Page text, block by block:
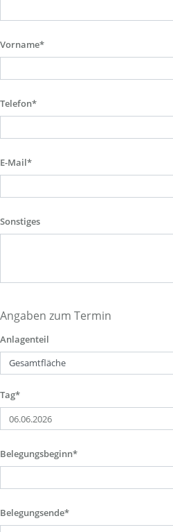
Vorname*
Telefon*
E-Mail*
Sonstiges
Angaben zum Termin
Anlagenteil
Tag*
Belegungsbeginn*
Belegungsende*